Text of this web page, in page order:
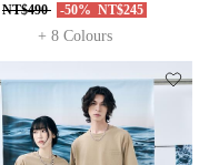
NT$490 -50% NT$245
+ 8 Colours